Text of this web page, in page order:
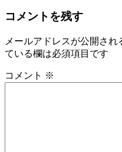
コメントを残す
メールアドレスが公開され
ている欄は必須項目です
コメント ※